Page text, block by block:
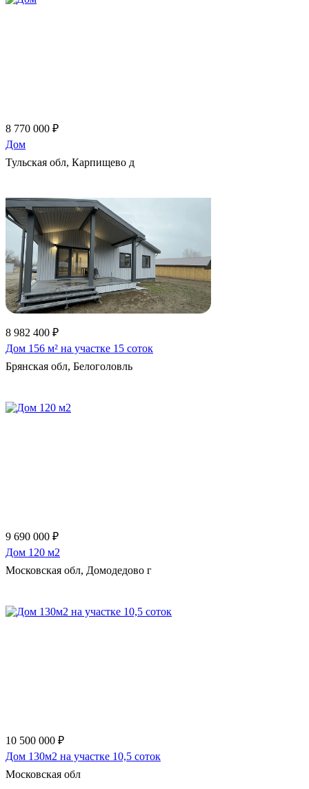
Еще 27 фото
8 770 000 ₽
Дом
Тульская обл, Карпищево д
8 982 400 ₽
Дом 156 м² на участке 15 соток
Брянская обл, Белоголовль
9 690 000 ₽
Дом 120 м2
Московская обл, Домодедово г
10 500 000 ₽
Дом 130м2 на участке 10,5 соток
Московская обл